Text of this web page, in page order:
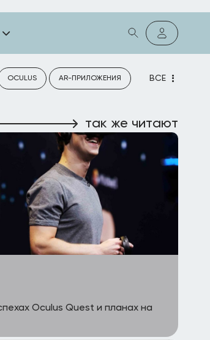
OCULUS AR-ПРИЛОЖЕНИЯ ВСЕ
так же читают
Oculus Quest и планах на